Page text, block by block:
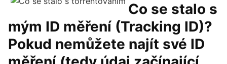
Co se stalo s
mým ID měření (Tracking ID)?
Pokud nemůžete najít své ID